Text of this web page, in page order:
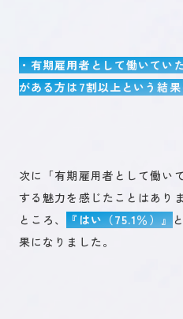
・有期雇用者として働いてい
がある方は7割以上という結
次に「有期雇用者として働い
する魅力を感じたことはあり
ところ、『はい（75.1％）』
果になりました。